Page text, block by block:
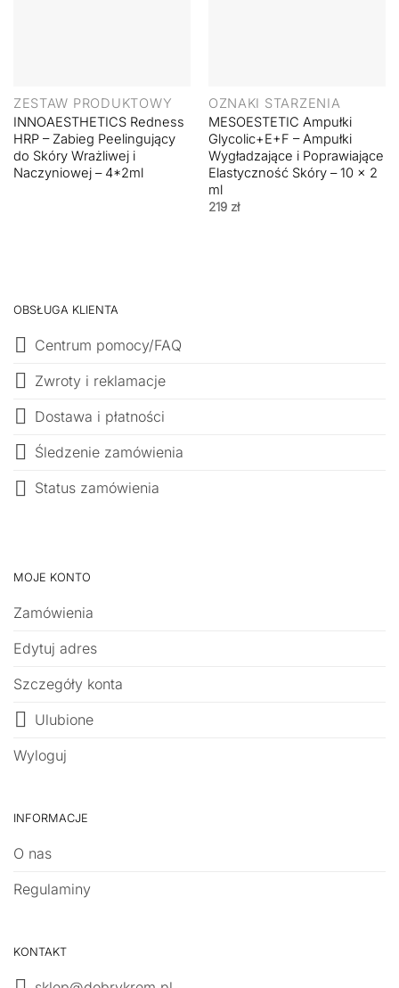
ZESTAW PRODUKTOWY
INNOAESTHETICS Redness
HRP – Zabieg Peelingujący
do Skóry Wrażliwej i
Naczyniowej – 4*2ml
OZNAKI STARZENIA
MESOESTETIC Ampułki
Glycolic+E+F – Ampułki
Wygładzające i Poprawiające
Elastyczność Skóry – 10 x 2
ml
219 zł
OBSŁUGA KLIENTA
Centrum pomocy/FAQ
Zwroty i reklamacje
Dostawa i płatności
Śledzenie zamówienia
Status zamówienia
MOJE KONTO
Zamówienia
Edytuj adres
Szczegóły konta
Ulubione
Wyloguj
INFORMACJE
O nas
Regulaminy
KONTAKT